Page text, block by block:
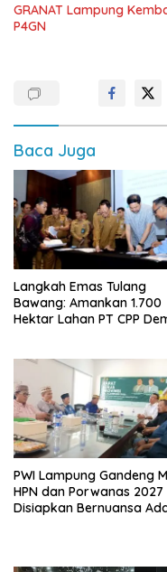
GRANAT Lampung
P4GN
Baca Juga
Langkah Emas Tulang
Bawang: Amankan 1.700
Hektar Lahan PT CPP
PWI Lampung Gandeng
HPN dan Porwanas 2027
Disiapkan Bernuansa